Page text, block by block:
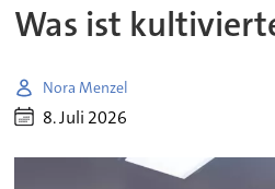
Was ist
Nora Menzel
8. Juli 2026